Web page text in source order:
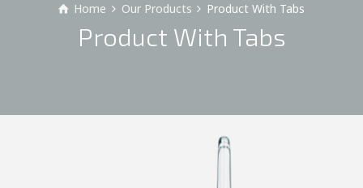
Home Our Products Product With Tabs
Product With Tabs